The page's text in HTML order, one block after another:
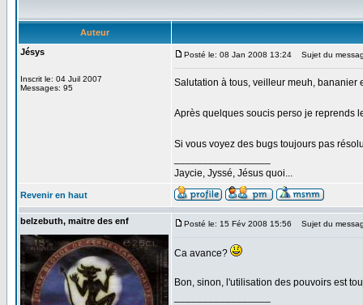
Auteur
Jésys
Inscrit le: 04 Juil 2007
Messages: 95
Posté le: 08 Jan 2008 13:24 Sujet du
Salutation à tous, veilleur meuh, bananier
Après quelques soucis perso je reprends
Si vous voyez des bugs toujours pas
Jaycie, Jyssé, Jésus quoi...
Revenir en haut
belzebuth, maitre des enf Posté le: 15 Fév 2008 15:56 Sujet du
Ca avance?
Bon, sinon, l'utilisation des pouvoirs est